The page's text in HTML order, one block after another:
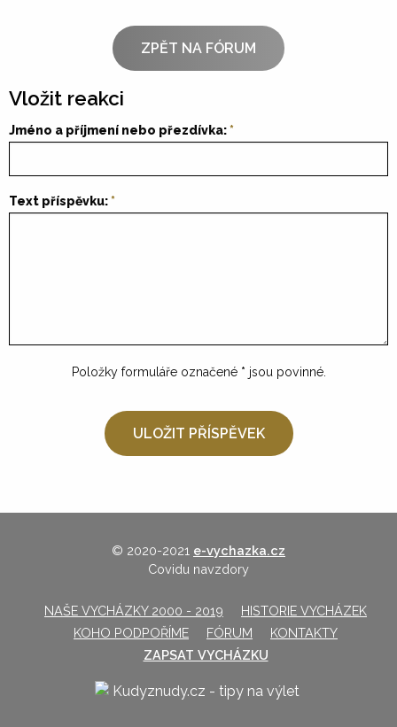
ZPĚT NA FÓRUM
Vložit reakci
Jméno a příjmení nebo přezdívka:
Text příspěvku:
Položky formuláře označené * jsou povinné.
© 2020-2021 e-vychazka.cz
Covidu navzdory
NAŠE VYCHÁZKY 2000 - 2019
HISTORIE VYCHÁZEK
KOHO PODPOŘÍME
FÓRUM
KONTAKTY
ZAPSAT VYCHÁZKU